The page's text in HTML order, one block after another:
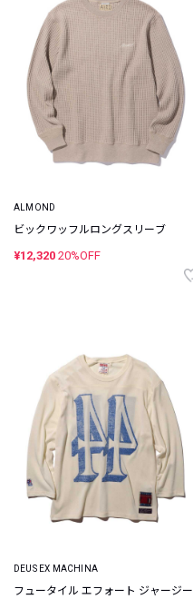
ALMOND
ビックワッフルロングスリーブ
¥12,320 20%OFF
DEUS EX MACHINA
フュータイル エフォート ジャージー